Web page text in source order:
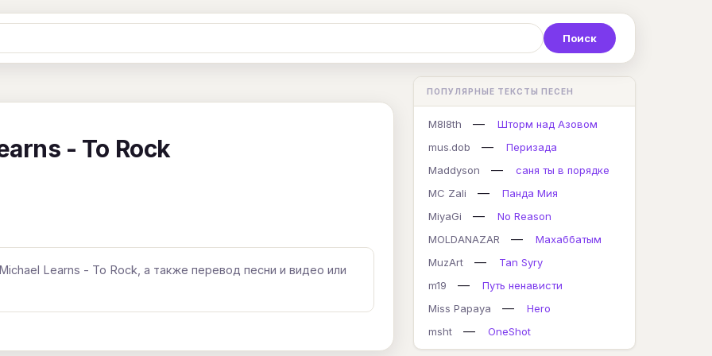
С Т У Ф Х Ц
L M N O P Q
Y Z #
- To Rock
Learns - To Rock, а также перевод песни и видео или
ПОПУЛЯРНЫЕ ТЕКСТЫ ПЕСЕН
M8l8th —
Шторм над Азовом
mus.dob
—
Перизада
Maddyson
—
саня ты в порядке
MC Zali
—
Панда Мия
MiyaGi
—
No Reason
MOLDANAZAR
—
Махаббатым
MuzArt
—
Tan Syry
m19
—
Путь ненависти
Miss Papaya
—
Hero
msht
— OneShot